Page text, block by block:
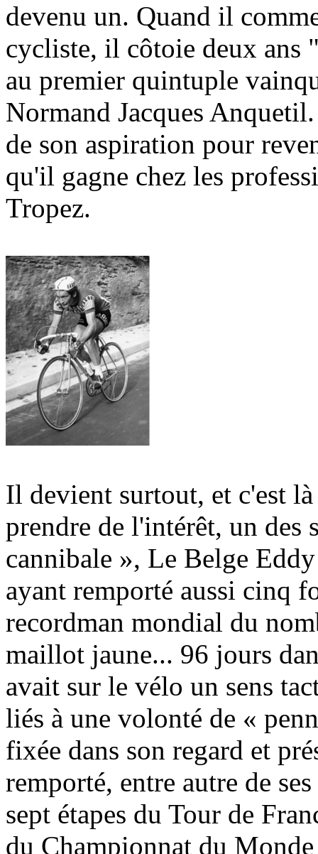
devenu un. Quand il
cycliste, il côtoie deux ans
au premier quintuple
Normand Jacques
de son aspiration pour
qu'il gagne chez les
Tropez.
Il devient surtout, et c'est
prendre de l'intérêt, un des
cannibale », Le Belge
ayant remporté aussi cinq
recordman mondial du
maillot jaune... 96 jours
avait sur le vélo un sens
liés à une volonté de «
fixée dans son regard et
remporté, entre autre de
sept étapes du Tour de
du Championnat du